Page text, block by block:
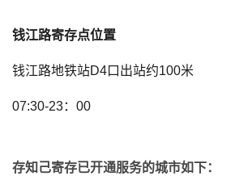
钱江路寄存点位置
钱江路地铁站D4口出站约100米
07:30-23：00
存知己寄存已开通服务的城市如下：